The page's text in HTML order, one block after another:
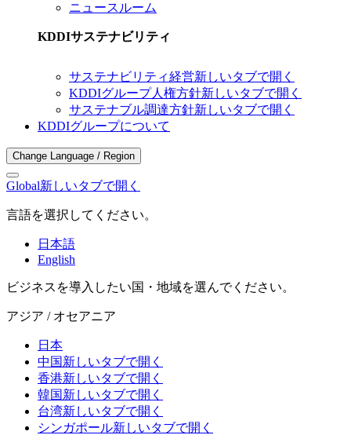
ニュースルーム
KDDIサステナビリティ
サステナビリティ経営新しいタブで開く
KDDIグループ人権方針新しいタブで開く
サステナブル調達方針新しいタブで開く
KDDIグループについて
Change Language / Region
Global新しいタブで開く
言語を選択してください。
日本語
English
ビジネスを導入したい国・地域を選んでください。
アジア / オセアニア
日本
中国新しいタブで開く
香港新しいタブで開く
韓国新しいタブで開く
台湾新しいタブで開く
シンガポール新しいタブで開く